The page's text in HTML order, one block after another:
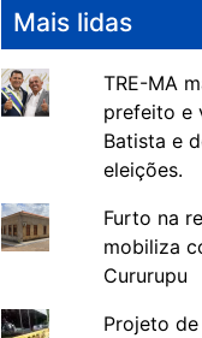
Mais lidas
TRE-MA
prefeito e
Batista e
eleições.
Furto na
mobiliza
Cururupu
Projeto